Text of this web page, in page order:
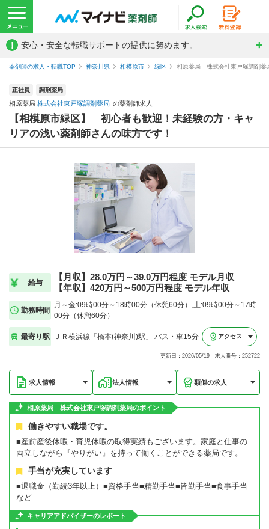
! 安心・安全な転職サポートの提供に努めます。
薬剤師の求人・転職TOP 神奈川県 相模原市 緑区 相原薬局 株式会社東戸塚調剤薬
正社員 調剤薬局
相原薬局 株式会社東戸塚調剤薬局 の薬剤師求人
【相模原市緑区】 初心者も歓迎！未経験の方・キャ
リアの浅い薬剤師さんの味方です！
給与
【月収】28.0万円～39.0万円程度 モデル月収
【年収】420万円～500万円程度 モデル年収
勤務時間
月～金:09時00分～18時00分（休憩60分）,土:09時00分～17時
00分（休憩60分）
最寄り駅 ＪＲ横浜線「橋本(神奈川)駅」 バス・車15分 アクセス
更新日：2026/05/19 求人番号：252722
求人情報 法人情報 類似の求人
相原薬局 株式会社東戸塚調剤薬局のポイント
働きやすい職場です。
■産前産後休暇・育児休暇の取得実績もございます。家庭と仕事の
両立しながら『やりがい』を持って働くことができる薬局です。
手当が充実しています
■退職金（勤続3年以上）■資格手当■精勤手当■皆勤手当■食事手当
など
キャリアアドバイザーのレポート